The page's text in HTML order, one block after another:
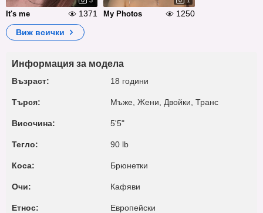
It's me 1371 My Photos
1250
Виж всички
Информация за модела
Възраст: 18 години
Търся: Мъже, Жени, Двойки, Транс
Височина: 5'5"
Тегло: 90 lb
Коса: Брюнетки
Очи: Кафяви
Етнос: Европейски